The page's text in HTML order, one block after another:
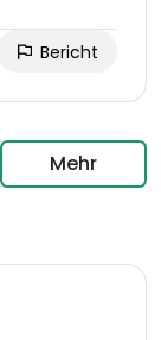
Bericht
Mehr